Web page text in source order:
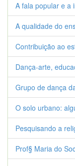
A fala popular e a
A qualidade do
Contribuição ao
Dança-arte,
Grupo de dança
O solo urbano:
Pesquisando a
Prof§ Maria do